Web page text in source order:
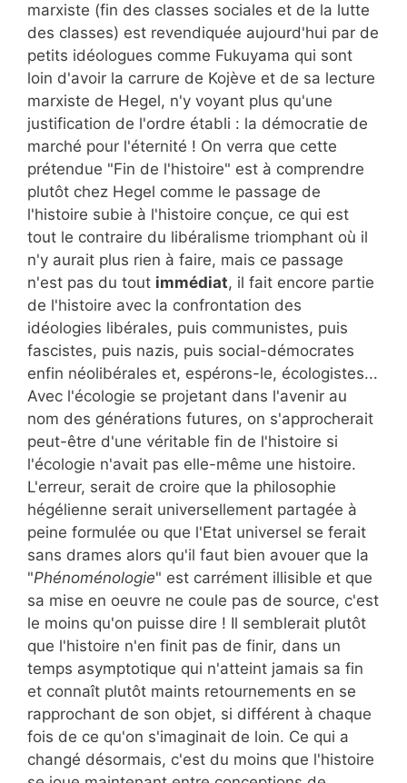
marxiste (fin des classes sociales et de la lutte
des classes) est revendiquée aujourd'hui par de
petits idéologues comme Fukuyama qui sont
loin d'avoir la carrure de Kojève et de sa lecture
marxiste de Hegel, n'y voyant plus qu'une
justification de l'ordre établi : la démocratie de
marché pour l'éternité ! On verra que cette
prétendue "Fin de l'histoire" est à comprendre
plutôt chez Hegel comme le passage de
l'histoire subie à l'histoire conçue, ce qui est
tout le contraire du libéralisme triomphant où il
n'y aurait plus rien à faire, mais ce passage
n'est pas du tout immédiat, il fait encore partie
de l'histoire avec la confrontation des
idéologies libérales, puis communistes, puis
fascistes, puis nazis, puis social-démocrates
enfin néolibérales et, espérons-le, écologistes...
Avec l'écologie se projetant dans l'avenir au
nom des générations futures, on s'approcherait
peut-être d'une véritable fin de l'histoire si
l'écologie n'avait pas elle-même une histoire.
L'erreur, serait de croire que la philosophie
hégélienne serait universellement partagée à
peine formulée ou que l'Etat universel se ferait
sans drames alors qu'il faut bien avouer que la
"Phénoménologie" est carrément illisible et que
sa mise en oeuvre ne coule pas de source, c'est
le moins qu'on puisse dire ! Il semblerait plutôt
que l'histoire n'en finit pas de finir, dans un
temps asymptotique qui n'atteint jamais sa fin
et connaît plutôt maints retournements en se
rapprochant de son objet, si différent à chaque
fois de ce qu'on s'imaginait de loin. Ce qui a
changé désormais, c'est du moins que l'histoire